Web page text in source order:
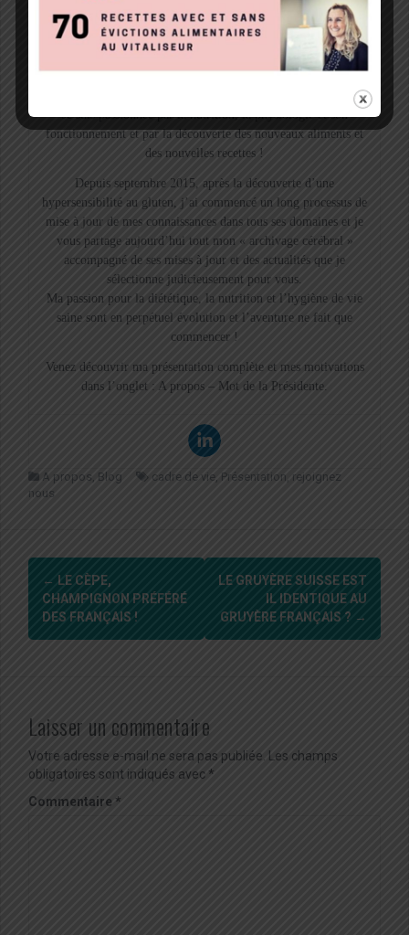
Cécilia Bourgeois
Je suis passionnée par la nutrition, la physiologie et son
fonctionnement et par la découverte des nouveaux aliments et
des nouvelles recettes !
Depuis septembre 2015, après la découverte d’une
hypersensibilité au gluten, j’ai commencé un long processus de
mise à jour de mes connaissances dans tous ses domaines et je
vous partage aujourd’hui tout mon « archivage cérébral »
accompagné de ses mises à jour et des actualités que je
sélectionne judicieusement pour vous.
Ma passion pour la diététique, la nutrition et l’hygiène de vie
saine sont en perpétuel évolution et l’aventure ne fait que
commencer !
Venez découvrir ma présentation complète et mes motivations
dans l’onglet : A propos – Mot de la Présidente.
A propos Blog cadre de vie Présentation rejoignez
nous
Navigation
d'article
← LE CÈPE,
CHAMPIGNON PRÉFÉRÉ
DES FRANÇAIS !
LE GRUYÈRE SUISSE EST
IL IDENTIQUE AU
GRUYÈRE FRANÇAIS ? →
Laisser un commentaire
Votre adresse e-mail ne sera pas publiée.
Les champs
obligatoires sont indiqués avec *
Commentaire *